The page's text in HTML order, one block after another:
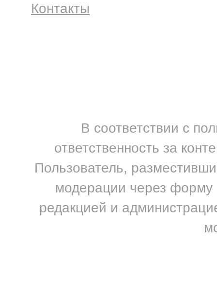
Контакты
В соответствии с
ответственность за
Пользователь,
модерации через форму
редакцией и